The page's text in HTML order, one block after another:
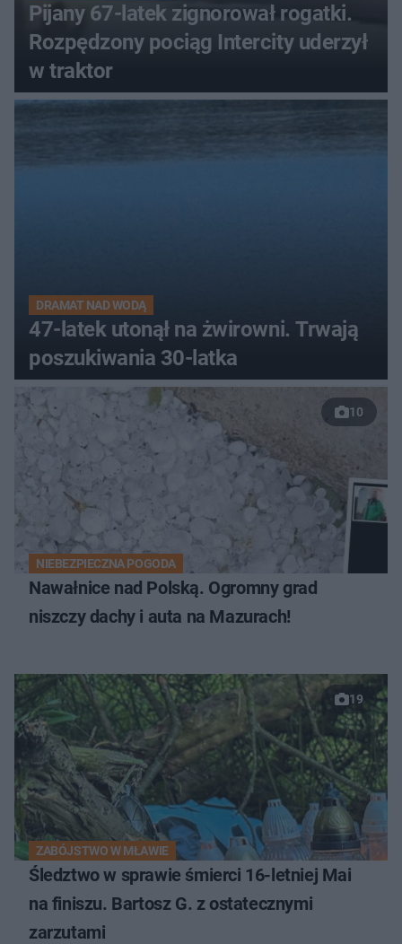
Pijany 67-latek zignorował rogatki.
Rozpędzony pociąg Intercity uderzył
w traktor
DRAMAT NAD WODĄ
47-latek utonął na żwirowni. Trwają
poszukiwania 30-latka
10
NIEBEZPIECZNA POGODA
Nawałnice nad Polską. Ogromny grad
niszczy dachy i auta na Mazurach!
19
ZABÓJSTWO W MŁAWIE
Śledztwo w sprawie śmierci 16-letniej Mai
na finiszu. Bartosz G. z ostatecznymi
zarzutami